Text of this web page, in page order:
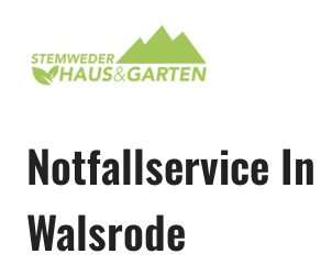
springen
Notfallservice In
Walsrode